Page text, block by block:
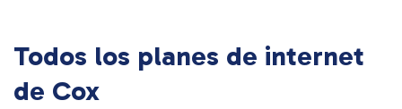
Todos los planes de internet
de Cox